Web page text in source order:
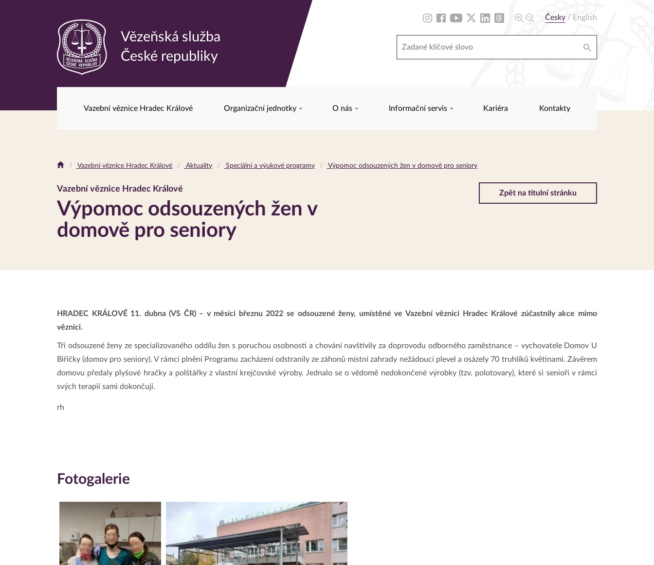
Česky / English
Odkaz
na
Vězeňská služba
České republiky
Vazební věznice Hradec Králové Organizační jednotky O nás Informační servis Kariéra Kontakty
Drobečková
Vazební věznice Hradec Králové Aktuality Speciální a výukové programy Výpomoc odsouzených žen v domově pro seniory
Vazební věznice Hradec Králové
Výpomoc odsouzených žen v
domově pro seniory
Zpět na titulní stránku
HRADEC KRÁLOVÉ 11. dubna (VS ČR) – v měsíci březnu 2022 se odsouzené ženy, umístěné ve Vazební věznici Hradec Králové zúčastnily akce mimo
věznici.
Tři odsouzené ženy ze specializovaného oddílu žen s poruchou osobnosti a chování navštívily za doprovodu odborného zaměstnance – vychovatele Domov U
Biřičky (domov pro seniory). V rámci plnění Programu zacházení odstranily ze záhonů místní zahrady nežádoucí plevel a osázely 70 truhlíků květinami. Závěrem
domovu předaly plyšové hračky a polštářky z vlastní krejčovské výroby. Jednalo se o vědomě nedokončené výrobky (tzv. polotovary), které si senioři v rámci
svých terapií sami dokončují.
rh
Fotogalerie